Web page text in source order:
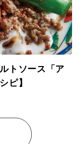
トソース「ア
ピ】